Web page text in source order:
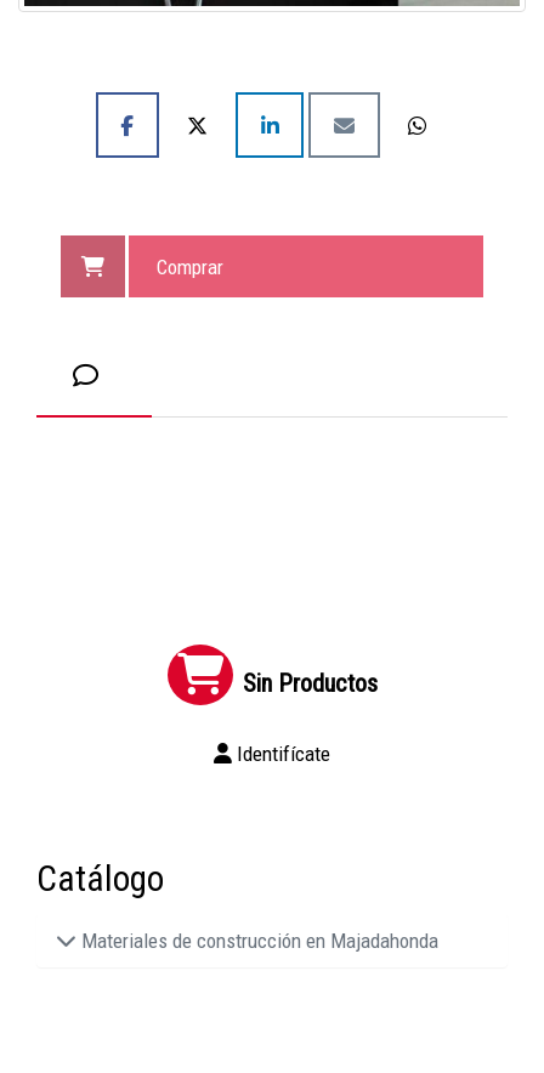
Comprar
Sin Productos
Identifícate
Catálogo
Materiales de construcción en Majadahonda